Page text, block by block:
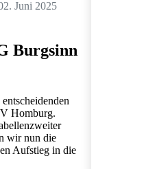
Juni 2025
Burgsinn
Homburg.
wir nun die
Aufstieg in die